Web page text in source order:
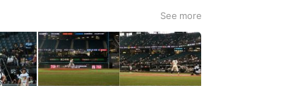
See more